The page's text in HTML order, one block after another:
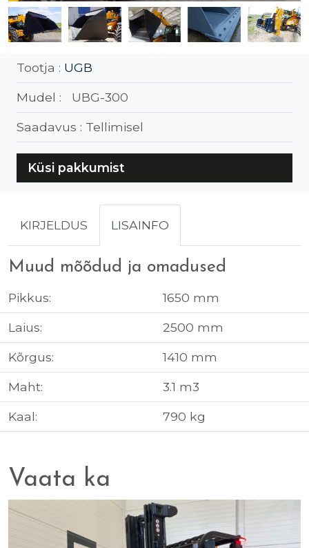
Tootja : UGB
Mudel : UBG-300
Saadavus : Tellimisel
Küsi pakkumist
KIRJELDUS LISAINFO
Muud mõõdud ja omadused
Pikkus: 1650 mm
Laius: 2500 mm
Kõrgus: 1410 mm
Maht: 3.1 m3
Kaal: 790 kg
Vaata ka